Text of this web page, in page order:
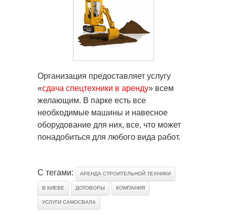
Организация предоставляет услугу
«сдача спецтехники в аренду» всем
желающим. В парке есть все
необходимые машины и навесное
оборудование для них, все, что может
понадобиться для любого вида работ.
С тегами: АРЕНДА СТРОИТЕЛЬНОЙ ТЕХНИКИ
В КИЕВЕ ДОГОВОРЫ КОМПАНИЯ
УСЛУГИ САМОСВАЛА